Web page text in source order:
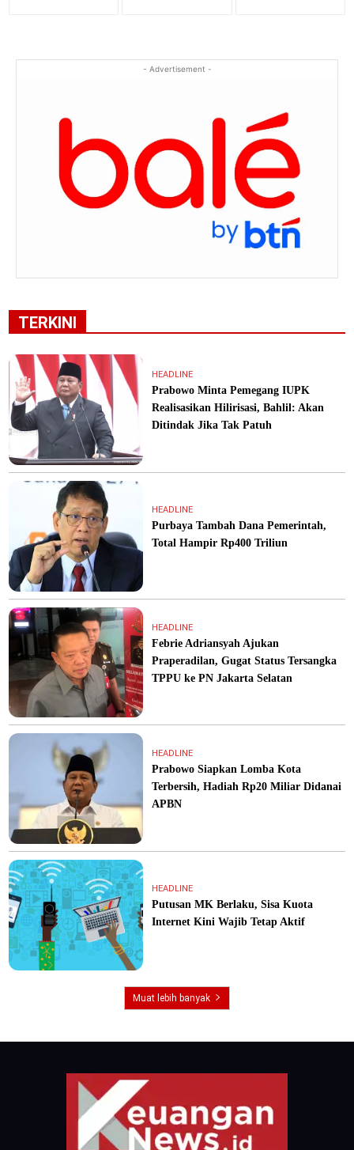
- Advertisement -
TERKINI
HEADLINE
Prabowo Minta Pemegang IUPK
Realisasikan Hilirisasi, Bahlil: Akan
Ditindak Jika Tak Patuh
HEADLINE
Purbaya Tambah Dana Pemerintah,
Total Hampir Rp400 Triliun
HEADLINE
Febrie Adriansyah Ajukan
Praperadilan, Gugat Status Tersangka
TPPU ke PN Jakarta Selatan
HEADLINE
Prabowo Siapkan Lomba Kota
Terbersih, Hadiah Rp20 Miliar Didanai
APBN
HEADLINE
Putusan MK Berlaku, Sisa Kuota
Internet Kini Wajib Tetap Aktif
Muat lebih banyak